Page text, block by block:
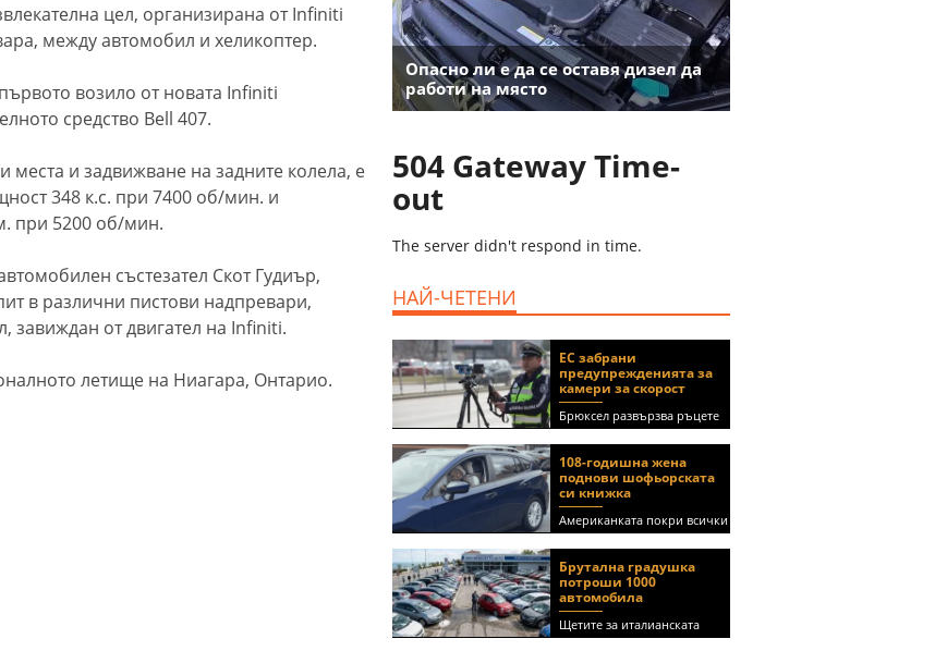
цел, организирана от Infiniti
между автомобил и хеликоптер.
возило от новата Infiniti
средство Bell 407.
места и задвижване на задните колела, е
348 к.с. при 7400 об/мин. и
при 5200 об/мин.
състезател Скот Гудиър,
в различни пистови надпревари,
завиждан от двигател на Infiniti.
летище на Ниагара, Онтарио.
Опасно ли е да се оставя дизел да
работи на място
504 Gateway Time-
out
The server didn't respond in time.
НАЙ-ЧЕТЕНИ
ЕС забрани
предупрежденията за
камери за скорост
Брюксел развързва ръцете
на правителствата за
спиране на функции в
приложения като Waze и
Google Maps
108-годишна жена
поднови шофьорската
си книжка
Американката покри всички
медицински изисквания, за
да получи документа
(ВИДЕО)
Брутална градушка
потроши 1000
автомобила
Щетите за италианската
автокъща се оценяват на 5